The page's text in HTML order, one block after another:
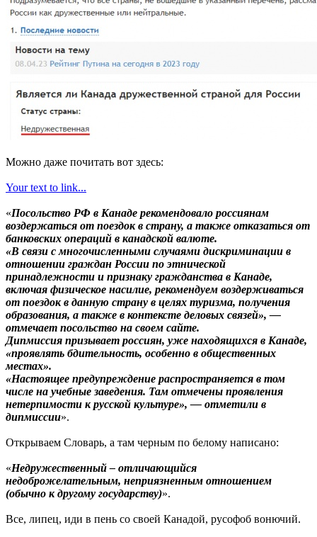
Можно даже почитать вот здесь:
Your text to link...
«Посольство РФ в Канаде рекомендовало россиянам
воздержаться от поездок в страну, а также отказаться от
банковских операций в канадской валюте.
«В связи с многочисленными случаями дискриминации в
отношении граждан России по этнической
принадлежности и признаку гражданства в Канаде,
включая физическое насилие, рекомендуем воздерживаться
от поездок в данную страну в целях туризма, получения
образования, а также в контексте деловых связей», —
отмечает посольство на своем сайте.
Дипмиссия призывает россиян, уже находящихся в Канаде,
«проявлять бдительность, особенно в общественных
местах».
«Настоящее предупреждение распространяется в том
числе на учебные заведения. Там отмечены проявления
нетерпимости к русской культуре», — отметили в
дипмиссии».
Открываем Словарь, а там черным по белому написано:
«Недружественный – отличающийся
недоброжелательным, неприязненным отношением
(обычно к другому государству)».
Все, липец, иди в пень со своей Канадой, русофоб вонючий.